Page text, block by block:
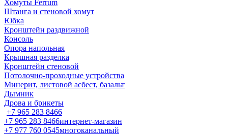
Хомуты Ferrum
Штанга и стеновой хомут
Юбка
Кронштейн раздвижной
Консоль
Опора напольная
Крышная разделка
Кронштейн стеновой
Потолочно-проходные устройства
Минерит, листовой асбест, базальт
Дымник
Дрова и брикеты
+7 965 283 8466
+7 965 283 8466интернет-магазин
+7 977 760 0545многоканальный